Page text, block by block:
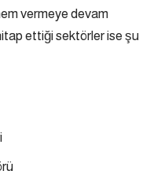
vermeye devam
ettiği sektörler ise şu